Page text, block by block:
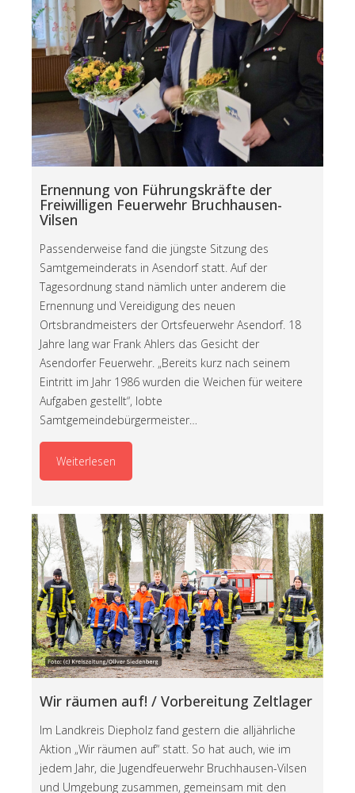
Ernennung von Führungskräfte der
Freiwilligen Feuerwehr Bruchhausen-
Vilsen
Passenderweise fand die jüngste Sitzung des
Samtgemeinderats in Asendorf statt. Auf der
Tagesordnung stand nämlich unter anderem die
Ernennung und Vereidigung des neuen
Ortsbrandmeisters der Ortsfeuerwehr Asendorf. 18
Jahre lang war Frank Ahlers das Gesicht der
Asendorfer Feuerwehr. „Bereits kurz nach seinem
Eintritt im Jahr 1986 wurden die Weichen für weitere
Aufgaben gestellt“, lobte
Samtgemeindebürgermeister…
Weiterlesen
Wir räumen auf! / Vorbereitung Zeltlager
Im Landkreis Diepholz fand gestern die alljährliche
Aktion „Wir räumen auf“ statt. So hat auch, wie im
jedem Jahr, die Jugendfeuerwehr Bruchhausen-Vilsen
und Umgebung zusammen, gemeinsam mit den